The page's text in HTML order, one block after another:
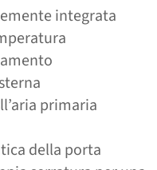
integrata
primaria
della porta